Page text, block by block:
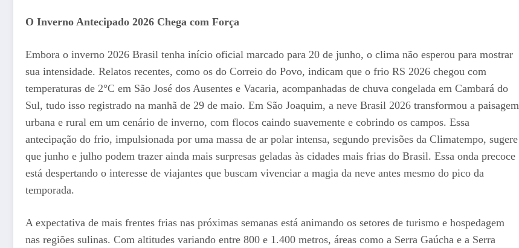
O Inverno Antecipado 2026 Chega com Força
Embora o inverno 2026 Brasil tenha início oficial marcado para 20 de junho, o clima não esperou para mostrar
sua intensidade. Relatos recentes, como os do Correio do Povo, indicam que o frio RS 2026 chegou com
temperaturas de 2°C em São José dos Ausentes e Vacaria, acompanhadas de chuva congelada em Cambará do
Sul, tudo isso registrado na manhã de 29 de maio. Em São Joaquim, a neve Brasil 2026 transformou a paisagem
urbana e rural em um cenário de inverno, com flocos caindo suavemente e cobrindo os campos. Essa
antecipação do frio, impulsionada por uma massa de ar polar intensa, segundo previsões da Climatempo, sugere
que junho e julho podem trazer ainda mais surpresas geladas às cidades mais frias do Brasil. Essa onda precoce
está despertando o interesse de viajantes que buscam vivenciar a magia da neve antes mesmo do pico da
temporada.
A expectativa de mais frentes frias nas próximas semanas está animando os setores de turismo e hospedagem
nas regiões sulinas. Com altitudes variando entre 800 e 1.400 metros, áreas como a Serra Gaúcha e a Serra